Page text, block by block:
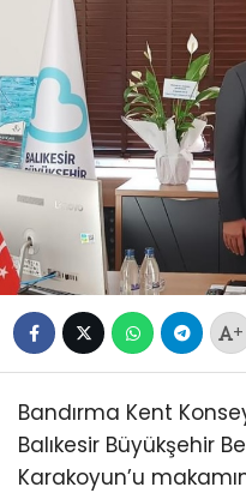
+
Bandırma Kent
Balıkesir Büyükşehir
Karakoyun’u